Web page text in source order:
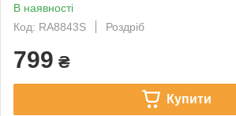
В наявності
Код: RA8843S
Роздріб
799 ₴
Купити